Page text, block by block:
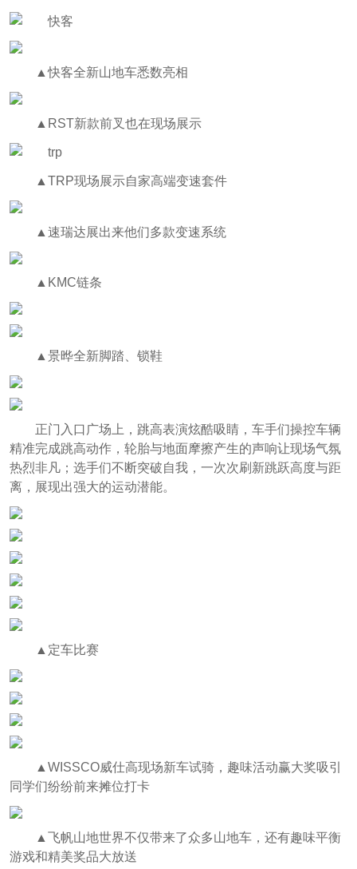
▲快客全新山地车悉数亮相
▲RST新款前叉也在现场展示
▲TRP现场展示自家高端变速套件
▲速瑞达展出来他们多款变速系统
▲KMC链条
▲景晔全新脚踏、锁鞋
正门入口广场上，跳高表演炫酷吸睛，车手们操控车辆
精准完成跳高动作，轮胎与地面摩擦产生的声响让现场气氛
热烈非凡；选手们不断突破自我，一次次刷新跳跃高度与距
离，展现出强大的运动潜能。
▲定车比赛
▲WISSCO威仕高现场新车试骑，趣味活动赢大奖吸引
同学们纷纷前来摊位打卡
▲飞帆山地世界不仅带来了众多山地车，还有趣味平衡
游戏和精美奖品大放送